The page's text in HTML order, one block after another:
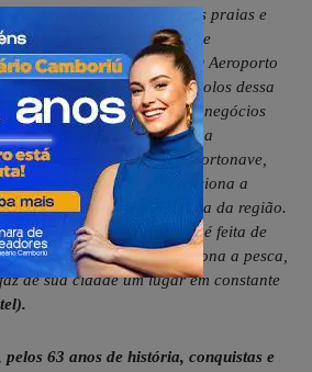
Reconhecida por suas belas praias e
é também um polo de
para Santa Catarina. O Aeroporto
é um dos grandes símbolos dessa
de entrada para turistas e negócios
além de elo fundamental na
o Brasil e o mundo; e a Portonave,
nacional, que impulsiona a
fortalece a vocação marítima da região.
econômica, Navegantes é feita de
preserva tradições, impulsiona a pesca,
de sua cidade um lugar em constante
pelos 63 anos de história, conquistas e